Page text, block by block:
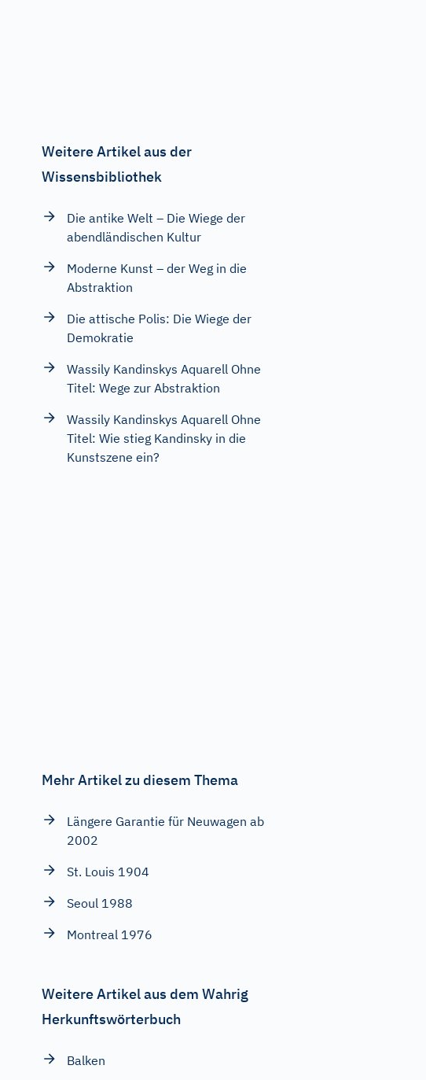
Weitere Artikel aus der
Wissensbibliothek
Die antike Welt – Die Wiege der
abendländischen Kultur
Moderne Kunst – der Weg in die
Abstraktion
Die attische Polis: Die Wiege der
Demokratie
Wassily Kandinskys Aquarell Ohne
Titel: Wege zur Abstraktion
Wassily Kandinskys Aquarell Ohne
Titel: Wie stieg Kandinsky in die
Kunstszene ein?
Mehr Artikel zu diesem Thema
Längere Garantie für Neuwagen ab
2002
St. Louis 1904
Seoul 1988
Montreal 1976
Weitere Artikel aus dem Wahrig
Herkunftswörterbuch
Balken